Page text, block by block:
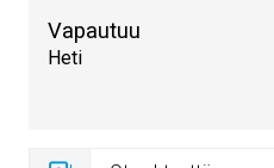
Vapautuu
Heti